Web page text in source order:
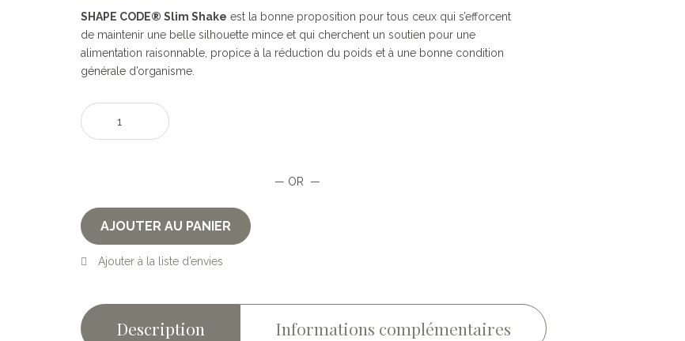
SHAPE CODE® Slim Shake est la bonne proposition pour tous ceux qui s’efforcent
de maintenir une belle silhouette mince et qui cherchent un soutien pour une
alimentation raisonnable, propice à la réduction du poids et à une bonne condition
générale d’organisme.
quantité
de
— OR —
AJOUTER AU PANIER
Ajouter à la liste d’envies
Description Informations complémentaires